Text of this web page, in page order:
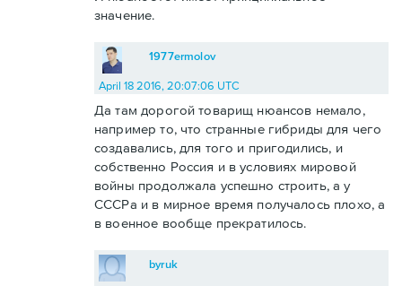
значение.
1977ermolov
April 18 2016, 20:07:06 UTC
Да там дорогой товарищ нюансов немало,
например то, что странные гибриды для чего
создавались, для того и пригодились, и
собственно Россия и в условиях мировой
войны продолжала успешно строить, а у
СССРа и в мирное время получалось плохо, а
в военное вообще прекратилось.
byruk